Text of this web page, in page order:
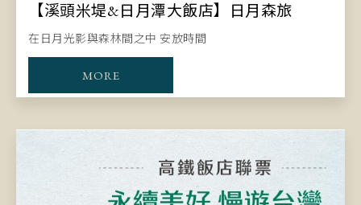
【溪頭米堤&日月潭大飯店】日月森旅
在日月光影與森林間之中 安放時間
MORE